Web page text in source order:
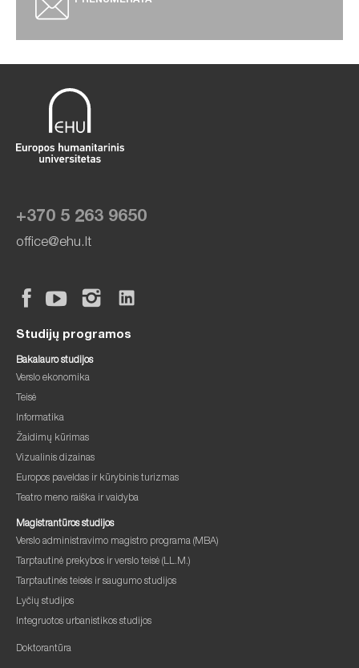
+370 5 263 9650
office@ehu.lt
Studijų programos
Bakalauro studijos
Verslo ekonomika
Teisė
Informatika
Žaidimų kūrimas
Vizualinis dizainas
Europos paveldas ir kūrybinis turizmas
Teatro meno raiška ir vaidyba
Magistrantūros studijos
Verslo administravimo magistro programa (MBA)
Tarptautinė prekybos ir verslo teisė (LL.M.)
Tarptautinės teisės ir saugumo studijos
Lyčių studijos
Integruotos urbanistikos studijos
Doktorantūra